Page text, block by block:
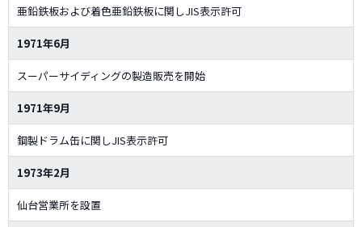
亜鉛鉄板および着色亜鉛鉄板に関しJIS表示許可
1971年6月
スーパーサイディングの製造販売を開始
1971年9月
鋼製ドラム缶に関しJIS表示許可
1973年2月
仙台営業所を設置